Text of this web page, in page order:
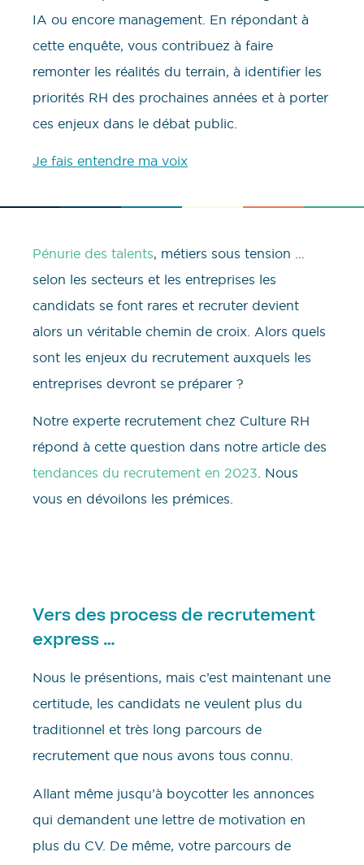
IA ou encore management. En répondant à
cette enquête, vous contribuez à faire
remonter les réalités du terrain, à identifier les
priorités RH des prochaines années et à porter
ces enjeux dans le débat public.
Je fais entendre ma voix
Pénurie des talents, métiers sous tension …
selon les secteurs et les entreprises les
candidats se font rares et recruter devient
alors un véritable chemin de croix. Alors quels
sont les enjeux du recrutement auxquels les
entreprises devront se préparer ?
Notre experte recrutement chez Culture RH
répond à cette question dans notre article des
tendances du recrutement en 2023. Nous
vous en dévoilons les prémices.
Vers des process de recrutement
express …
Nous le présentions, mais c’est maintenant une
certitude, les candidats ne veulent plus du
traditionnel et très long parcours de
recrutement que nous avons tous connu.
Allant même jusqu’à boycotter les annonces
qui demandent une lettre de motivation en
plus du CV. De même, votre parcours de